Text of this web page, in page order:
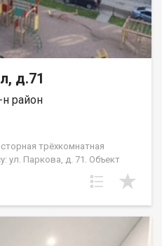
отопления,
Дом сдан в январе 2026г.
д.71
район
трёхкомнатная
ул. Паркова, д. 71. Объект
назад сдан, но квартира в
что позволяет сразу
есть современная детская